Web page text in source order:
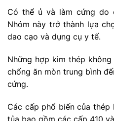
Có thể ủ và làm cứng do
Nhóm này trở thành lựa
dao cạo và dụng cụ y tế.
Những hợp kim thép
chống ăn mòn trung bình
cứng.
Các cấp phổ biến của
tủa bao gồm các cấp 410